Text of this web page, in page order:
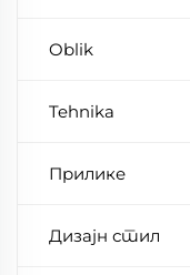
Oblik
Tehnika
Прилике
Дизајн стил